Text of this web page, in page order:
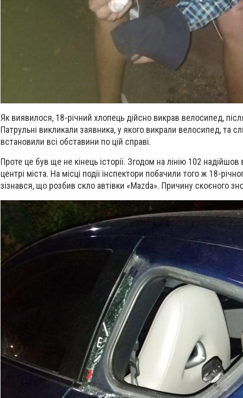
Як виявилося, 18-річний хлопець дійсно викрав велосипед,
Патрульні викликали заявника, у якого викрали велосипед, та
встановили всі обставини по цій справі.
Проте це був ще не кінець історії. Згодом на лінію 102
центрі міста. На місці події інспектори побачили того ж 18-
зізнався, що розбив скло автівки «Mazda». Причину скоєного